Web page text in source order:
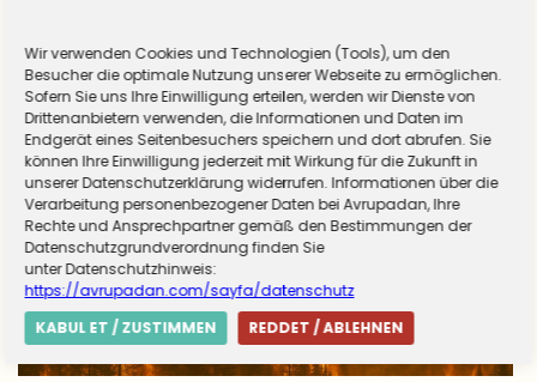
Almanya zorunlu askerliğe hazırlanıyor! Sivil
hizmet için düğmeye basıldı
Wir verwenden Cookies und Technologien (Tools), um den
Besucher die optimale Nutzung unserer Webseite zu ermöglichen.
Sofern Sie uns Ihre Einwilligung erteilen, werden wir Dienste von
Drittenanbietern verwenden, die Informationen und Daten im
Endgerät eines Seitenbesuchers speichern und dort abrufen. Sie
können Ihre Einwilligung jederzeit mit Wirkung für die Zukunft in
unserer Datenschutzerklärung widerrufen. Informationen über die
Verarbeitung personenbezogener Daten bei Avrupadan, Ihre
Rechte und Ansprechpartner gemäß den Bestimmungen der
Datenschutzgrundverordnung finden Sie
unter Datenschutzhinweis:
https://avrupadan.com/sayfa/datenschutz
KABUL ET / ZUSTIMMEN
REDDET / ABLEHNEN